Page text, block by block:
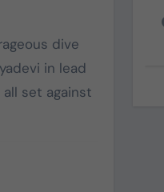
dive
in lead
set against